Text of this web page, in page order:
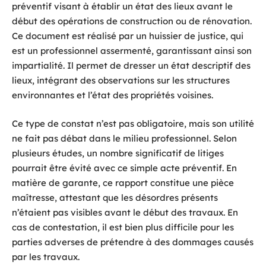
préventif visant à établir un état des lieux avant le
début des opérations de construction ou de rénovation.
Ce document est réalisé par un huissier de justice, qui
est un professionnel assermenté, garantissant ainsi son
impartialité. Il permet de dresser un état descriptif des
lieux, intégrant des observations sur les structures
environnantes et l’état des propriétés voisines.
Ce type de constat n’est pas obligatoire, mais son utilité
ne fait pas débat dans le milieu professionnel. Selon
plusieurs études, un nombre significatif de litiges
pourrait être évité avec ce simple acte préventif. En
matière de garante, ce rapport constitue une pièce
maîtresse, attestant que les désordres présents
n’étaient pas visibles avant le début des travaux. En
cas de contestation, il est bien plus difficile pour les
parties adverses de prétendre à des dommages causés
par les travaux.